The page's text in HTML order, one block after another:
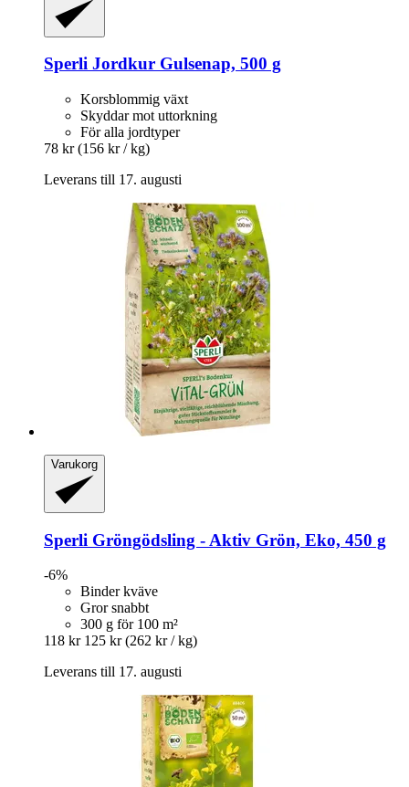
Sperli Jordkur Gulsenap, 500 g
Korsblommig växt
Skyddar mot uttorkning
För alla jordtyper
78 kr (156 kr / kg)
Leverans till 17. augusti
Varukorg
Sperli Gröngödsling -​ Aktiv Grön, Eko, 450 g
-6%
Binder kväve
Gror snabbt
300 g för 100 m²
118 kr 125 kr (262 kr / kg)
Leverans till 17. augusti